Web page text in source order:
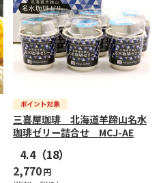
三喜屋珈琲 北海道羊蹄山名水
珈琲ゼリー詰合せ MCJ-AE
4.4（18）
2,770円